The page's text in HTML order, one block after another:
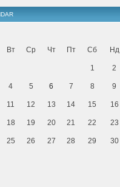
Вт Ср Чт Пт Сб Нд
1 2
4 5 6 7 8 9
11 12 13 14 15 16
18 19 20 21 22 23
25 26 27 28 29 30